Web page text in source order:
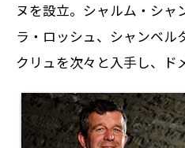
ヌを設立。シャルム・シャ
ラ・ロッシュ、シャンベル
クリュを次々と入手し、ド